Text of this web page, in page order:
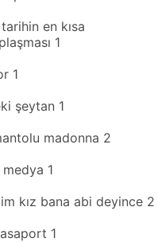
en kısa
1
1
şeytan 1
madonna 2
1
kız bana abi deyince 2
1